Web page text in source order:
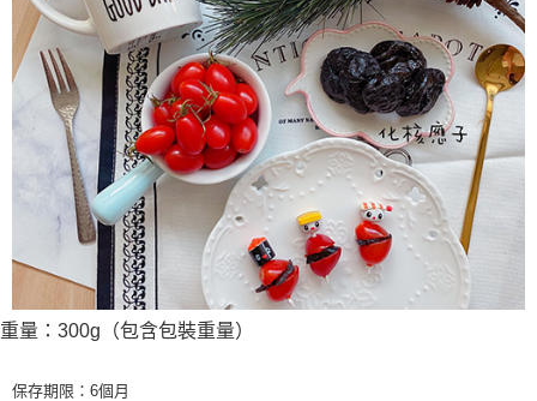
重量：300g（包含包裝重量）
保存期限：6個月